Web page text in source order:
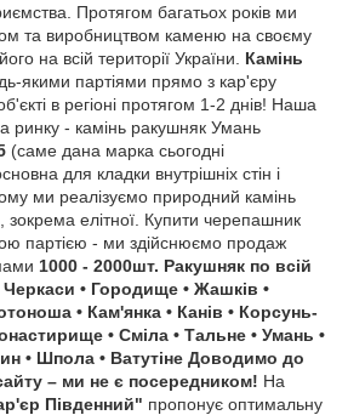
Протягом багатьох років ми
та виробництвом каменю на своєму
на всій території України. Камінь
якими партіями прямо з кар'єру
в регіоні протягом 1-2 днів! Наша
ринку - камінь ракушняк Умань
(саме дана марка сьогодні
для кладки внутрішніх стін і
ми реалізуємо природний камінь
зокрема елітної. Купити черепашник
партією - ми здійснюємо продаж
1000 - 2000шт. Ракушняк по всій
Черкаси • Городище • Жашків •
• Кам'янка • Канів • Корсунь-
• Сміла • Тальне • Умань •
• Шпола • Ватутіне Доводимо до
– ми не є посередником! На
Південний" пропонує оптимальну